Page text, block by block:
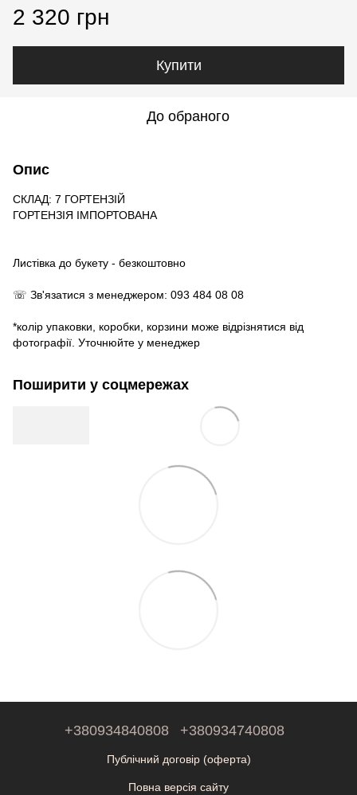
2 320 грн
Купити
До обраного
Опис
СКЛАД: 7 ГОРТЕНЗІЙ
ГОРТЕНЗІЯ ІМПОРТОВАНА
Листівка до букету - безкоштовно
☏ Зв'язатися з менеджером: 093 484 08 08
*колір упаковки, коробки, корзини може відрізнятися від
фотографії. Уточнюйте у менеджер
Поширити у соцмережах
+380934840808 +380934740808
Публічний договір (оферта)
Повна версія сайту